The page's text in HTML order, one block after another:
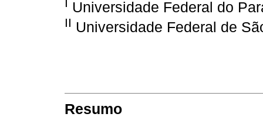
Universidade Federal do
II Universidade Federal de
Resumo